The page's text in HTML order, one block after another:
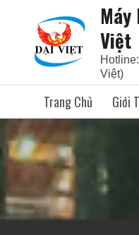
content
Máy
Việt
Việt)
Trang Chủ Giới